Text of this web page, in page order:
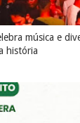
música e
história